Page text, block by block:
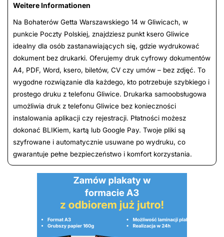
Weitere Informationen
Na Bohaterów Getta Warszawskiego 14 w Gliwicach, w
punkcie Poczty Polskiej, znajdziesz punkt ksero Gliwice
idealny dla osób zastanawiających się, gdzie wydrukować
dokument bez drukarki. Oferujemy druk cyfrowy dokumentów
A4, PDF, Word, ksero, biletów, CV czy umów – bez zdjęć. To
wygodne rozwiązanie dla każdego, kto potrzebuje szybkiego i
prostego druku z telefonu Gliwice. Drukarka samoobsługowa
umożliwia druk z telefonu Gliwice bez konieczności
instalowania aplikacji czy rejestracji. Płatności możesz
dokonać BLIKiem, kartą lub Google Pay. Twoje pliki są
szyfrowane i automatycznie usuwane po wydruku, co
gwarantuje pełne bezpieczeństwo i komfort korzystania.